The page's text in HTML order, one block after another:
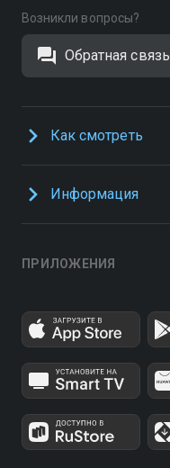
Возникли вопросы?
Обратная связь
Как смотреть
Информация
ПРИЛОЖЕНИЯ